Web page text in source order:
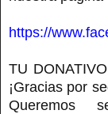
https://
TU
¡Gracias por
Queremos